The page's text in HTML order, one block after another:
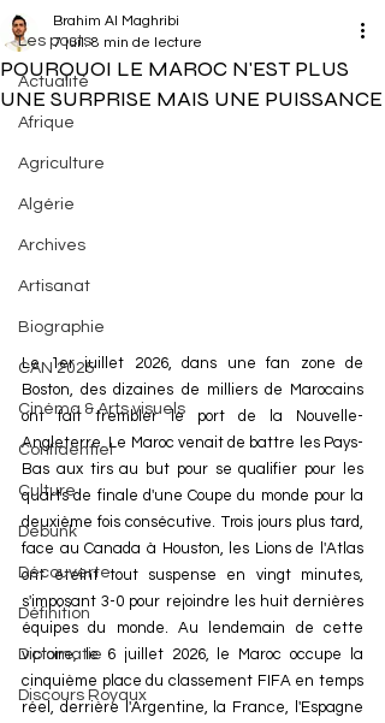
Les posts
Actualité
Afrique
Agriculture
Algérie
Archives
Artisanat
Biographie
CAN 2025
Cinéma & Arts visuels
Confidentiel
Culture
Debunk
Découverte
Définition
Diplomatie
Discours Royaux
POURQUOI LE MAROC N'EST PLUS
UNE SURPRISE MAIS UNE PUISSANCE
Brahim Al Maghribi
7 juil. 8 min de lecture
Le 1er juillet 2026, dans une fan zone de
Boston, des dizaines de milliers de Marocains
ont fait trembler le port de la Nouvelle-
Angleterre. Le Maroc venait de battre les Pays-
Bas aux tirs au but pour se qualifier pour les
quarts de finale d'une Coupe du monde pour la
deuxième fois consécutive. Trois jours plus tard,
face au Canada à Houston, les Lions de l'Atlas
ont éteint tout suspense en vingt minutes,
s'imposant 3-0 pour rejoindre les huit dernières
équipes du monde. Au lendemain de cette
victoire, le 6 juillet 2026, le Maroc occupe la
cinquième place du classement FIFA en temps
réel, derrière l'Argentine, la France, l'Espagne